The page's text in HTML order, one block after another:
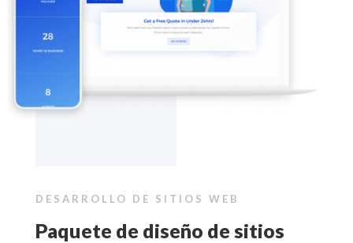
DESARROLLO DE SITIOS WEB
Paquete de diseño de sitios